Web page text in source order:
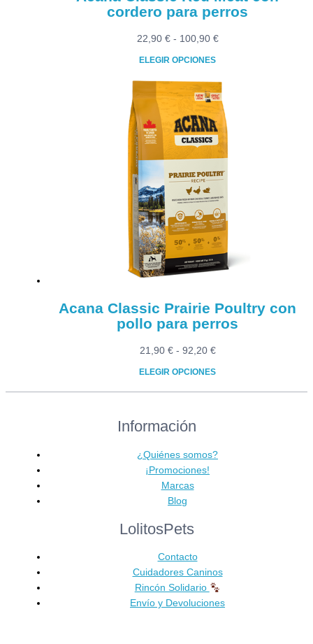
cordero para perros
22,90 € - 100,90 €Rango
desde
22,90 €
hasta
100,90 €
ELEGIR OPCIONES
Este
producto
múltiples
variantes.
Las
opciones
se
pueden
elegir
en
la
página
Acana Classic Prairie Poultry con
pollo para perros
21,90 € - 92,20 €Rango
ELEGIR OPCIONES
Este
tiene
variantes.
Las
opciones
se
elegir
la
página
de
producto
Información
¿Quiénes somos?
¡Promociones!
Marcas
Blog
LolitosPets
Contacto
Cuidadores Caninos
Rincón Solidario
Envío y Devoluciones